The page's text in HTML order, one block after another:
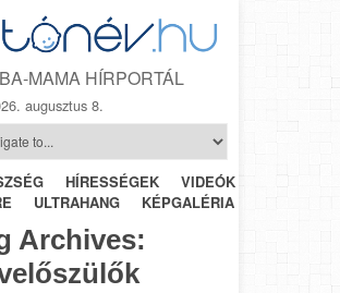
MAMA HÍRPORTÁL
augusztus 8.
HÍRESSÉGEK VIDEÓK
HÉTRŐL-
ULTRAHANG KÉPGALÉRIA
Archives: